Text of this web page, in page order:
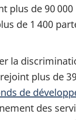
de 90
de 1 400
la
plus de
de
des